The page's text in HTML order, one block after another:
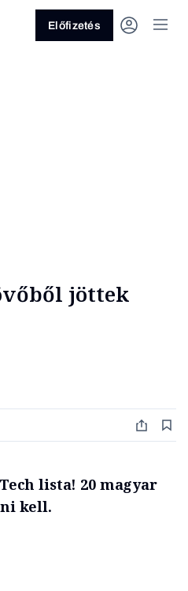
Előfizetés
jöttek
lista! 20 magyar
kell.